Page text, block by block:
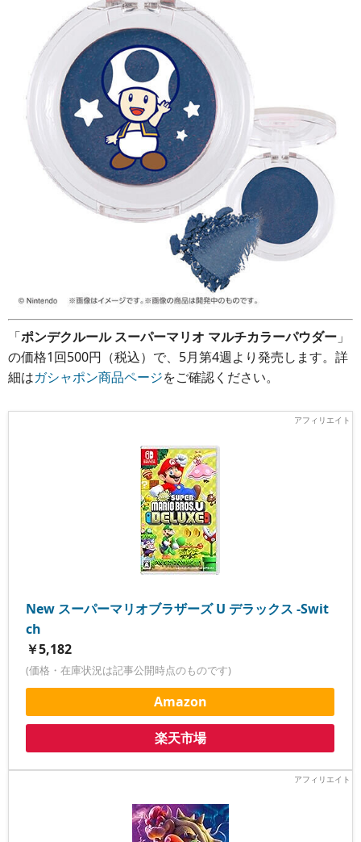
「ポンデクルール スーパーマリオ マルチカラーパウダー 」
の価格1回500円（税込）で、5月第4週より発売します。詳
細はガシャポン商品ページをご確認ください。
New スーパーマリオブラザーズ U デラックス -Swit
ch
￥5,182
(価格・在庫状況は記事公開時点のものです)
Amazon
楽天市場